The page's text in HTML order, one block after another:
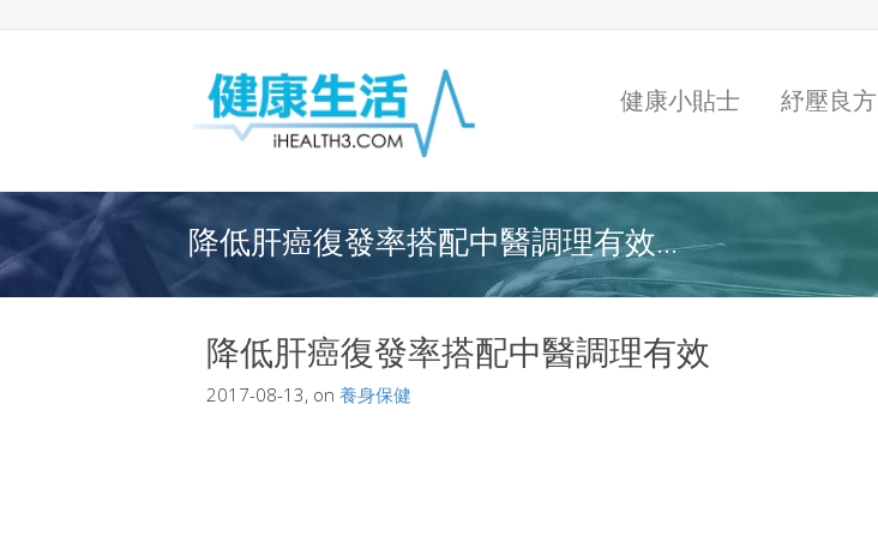
健康小貼士 紓壓良方
降低肝癌復發率搭配中醫調理有效...
降低肝癌復發率搭配中醫調理有效
2017-08-13, on 養身保健